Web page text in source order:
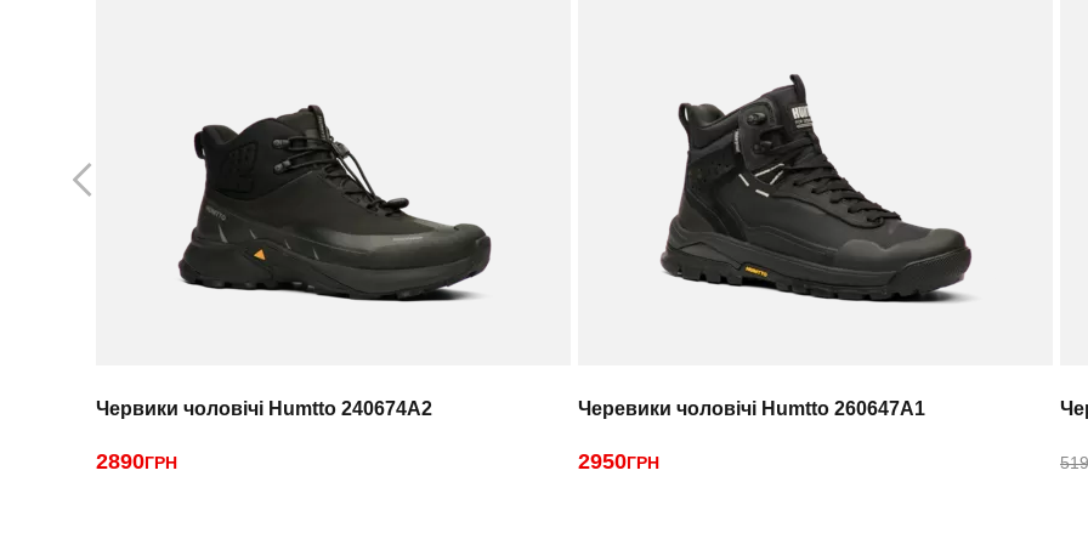
Червики чоловічі Humtto 240674A2
2890ГРН
Черевики чоловічі Humtto 260647A1
2950ГРН